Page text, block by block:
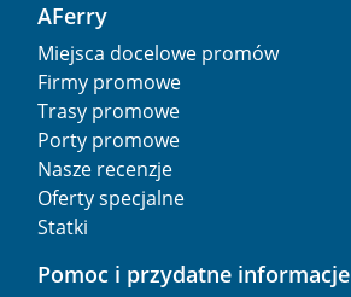
AFerry
Miejsca docelowe promów
Firmy promowe
Trasy promowe
Porty promowe
Nasze recenzje
Oferty specjalne
Statki
Pomoc i przydatne informacje